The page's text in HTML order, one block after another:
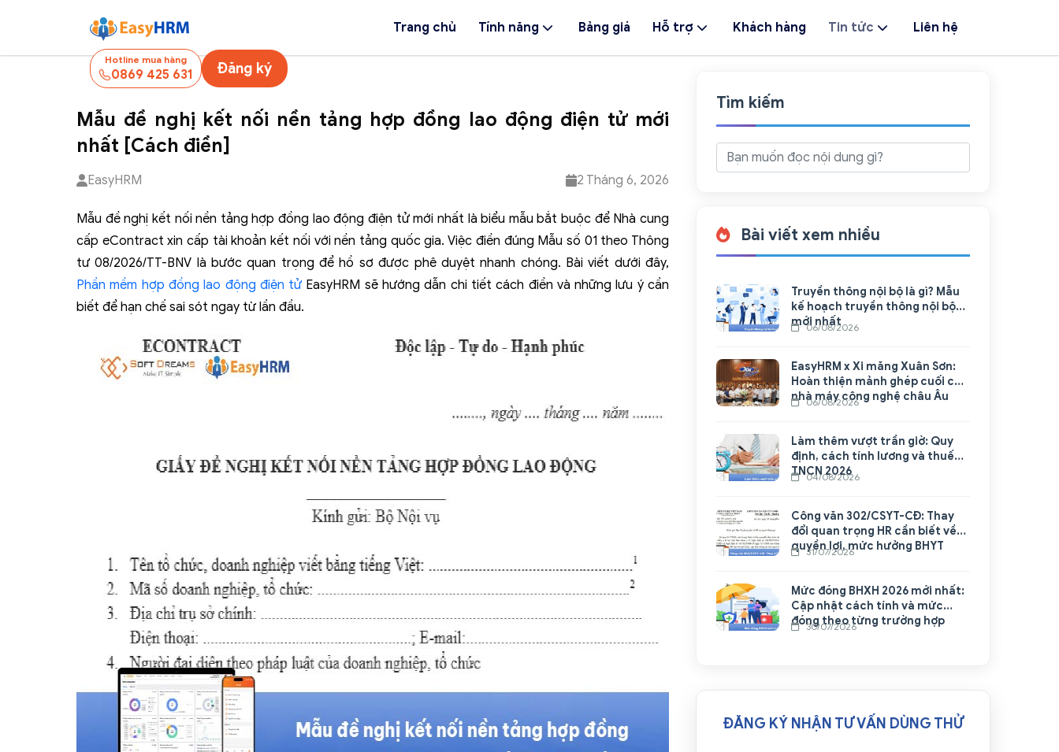
Trang chủ Tính năng Bảng giá Hỗ trợ Khách hàng Tin tức Liên hệ
Hotline mua hàng
0869 425 631 Đăng ký
Mẫu đề nghị kết nối nền tảng hợp đồng lao động điện tử mới
nhất [Cách điền]
EasyHRM 2 Tháng 6, 2026
Mẫu đề nghị kết nối nền tảng hợp đồng lao động điện tử mới nhất là biểu mẫu bắt buộc để Nhà cung
cấp eContract xin cấp tài khoản kết nối với nền tảng quốc gia. Việc điền đúng Mẫu số 01 theo Thông
tư 08/2026/TT-BNV là bước quan trọng để hồ sơ được phê duyệt nhanh chóng. Bài viết dưới đây,
Phần mềm hợp đồng lao động điện tử EasyHRM sẽ hướng dẫn chi tiết cách điền và những lưu ý cần
biết để hạn chế sai sót ngay từ lần đầu.
Tìm kiếm
Bài viết xem nhiều
Truyền thông nội bộ là gì? Mẫu
kế hoạch truyền thông nội bộ
mới nhất
06/08/2026
EasyHRM x Xi măng Xuân Sơn:
Hoàn thiện mảnh ghép cuối cho
nhà máy công nghệ châu Âu
06/08/2026
Làm thêm vượt trần giờ: Quy
định, cách tính lương và thuế
TNCN 2026
04/08/2026
Công văn 302/CSYT-CĐ: Thay
đổi quan trọng HR cần biết về
quyền lợi, mức hưởng BHYT
31/07/2026
Mức đóng BHXH 2026 mới nhất:
Cập nhật cách tính và mức
đóng theo từng trường hợp
30/07/2026
ĐĂNG KÝ NHẬN TƯ VẤN DÙNG THỬ